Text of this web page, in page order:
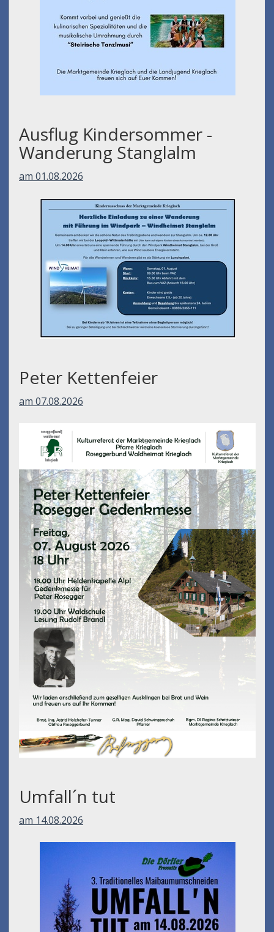
Ausflug Kindersommer -
Wanderung Stanglalm
am 01.08.2026
Peter Kettenfeier
am 07.08.2026
Umfall´n tut
am 14.08.2026